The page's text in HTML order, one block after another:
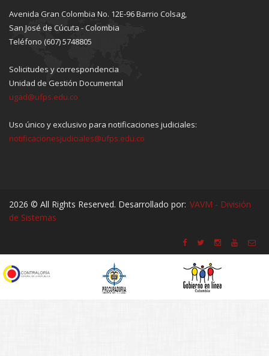
Avenida Gran Colombia No. 12E-96 Barrio Colsag,
San José de Cúcuta - Colombia
Teléfono (607) 5748805
Solicitudes y correspondencia
Unidad de Gestión Documental
ugad@ufps.edu.co
Uso único y exclusivo para notificaciones judiciales:
notificacionesjudiciales@ufps.edu.co
2026 © All Rights Reserved. Desarrollado por: VAVM - División
de Sistemas